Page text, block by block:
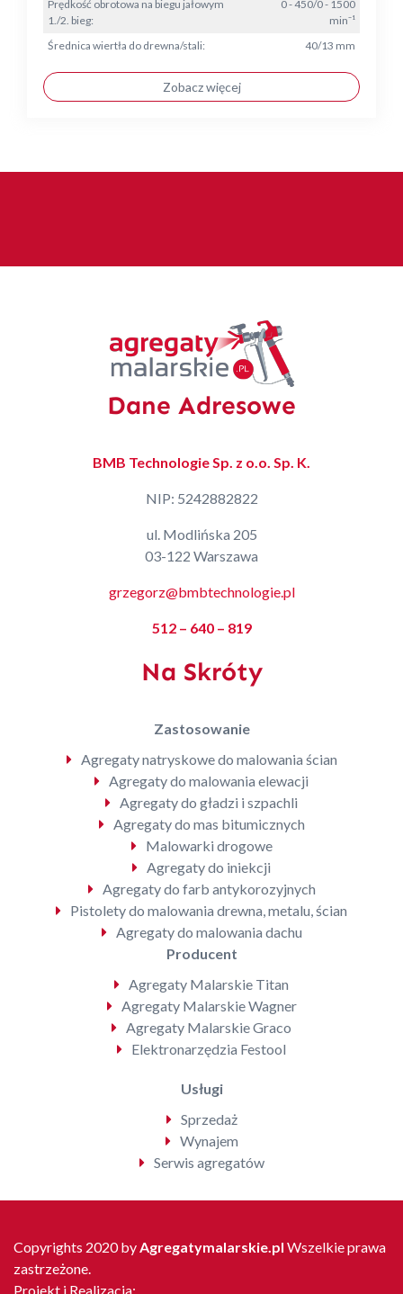
Prędkość obrotowa na biegu jałowym
1./2. bieg:
0 - 450/0 - 1500
min⁻¹
Średnica wiertła do drewna/stali:
40/13 mm
Zobacz więcej
Dane Adresowe
BMB Technologie Sp. z o.o. Sp. K.
NIP: 5242882822
ul. Modlińska 205
03-122 Warszawa
grzegorz@bmbtechnologie.pl
512 – 640 – 819
Na Skróty
Zastosowanie
Agregaty natryskowe do malowania ścian
Agregaty do malowania elewacji
Agregaty do gładzi i szpachli
Agregaty do mas bitumicznych
Malowarki drogowe
Agregaty do iniekcji
Agregaty do farb antykorozyjnych
Pistolety do malowania drewna, metalu, ścian
Agregaty do malowania dachu
Producent
Agregaty Malarskie Titan
Agregaty Malarskie Wagner
Agregaty Malarskie Graco
Elektronarzędzia Festool
Usługi
Sprzedaż
Wynajem
Serwis agregatów
Copyrights 2020 by Agregatymalarskie.pl Wszelkie prawa
zastrzeżone.
Projekt i Realizacja: